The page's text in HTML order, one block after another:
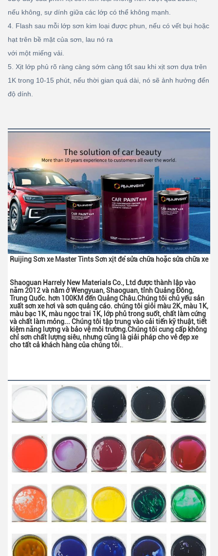
nếu không, sự dính giữa các lớp có thể không mạnh.
4. Flash sau mỗi lớp sơn kim loại được phun, nếu có vết bụi hoặc
hạt trên bề mặt của sơn, lau nó ra
với một miếng vải.
5. Xịt lớp phủ rõ ràng càng sớm càng tốt sau khi xịt sơn dựa trên
1K trong 10-15 phút, nếu thời gian quá dài, nó sẽ ảnh hưởng đến
độ dính.
Ruijing Sơn xe Master Tints Sơn xịt để sửa chữa hoặc sửa chữa xe
Shaoguan Harrely New Materials Co., Ltd được thành lập vào
năm 2012 và nằm ở Wengyuan, Shaoguan, tỉnh Quảng Đông,
Trung Quốc. hơn 100KM đến Quảng Châu.Chúng tôi chủ yếu sản
xuất sơn xe hơi và sơn quảng cáo. chúng tôi giỏi màu 2K, màu 1K,
màu bạc 1K, màu ngọc trai 1K, lớp phủ trong suốt, chất làm cứng
và chất làm mỏng... Chúng tôi tập trung vào cải tiến kỹ thuật, tiết
kiệm năng lượng và bảo vệ môi trường.Chúng tôi cung cấp không
chỉ sơn chất lượng siêu, nhưng cũng là giải pháp cho vẻ đẹp xe
cho tất cả khách hàng của chúng tôi.